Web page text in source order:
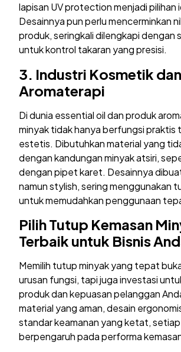
lapisan UV protection menjadi pilihan
Desainnya pun perlu mencerminkan
produk, seringkali dilengkapi dengan
untuk kontrol takaran yang presisi.
3. Industri Kosmetik dan
Aromaterapi
Di dunia essential oil dan produk
minyak tidak hanya berfungsi praktis
estetis. Dibutuhkan material yang
dengan kandungan minyak atsiri,
dengan pipet karet. Desainnya
namun stylish, sering menggunakan
untuk memudahkan penggunaan
Pilih Tutup Kemasan
Terbaik untuk Bisnis
Memilih tutup minyak yang tepat
urusan fungsi, tapi juga investasi
produk dan kepuasan pelanggan
material yang aman, desain
standar keamanan yang ketat,
berpengaruh pada performa